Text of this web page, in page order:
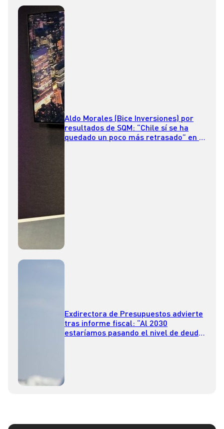
Aldo Morales (Bice Inversiones) por
resultados de SQM: “Chile sí se ha
quedado un poco más retrasado” en la
Exdirectora de Presupuestos advierte
tras informe fiscal: “Al 2030
estaríamos pasando el nivel de deuda